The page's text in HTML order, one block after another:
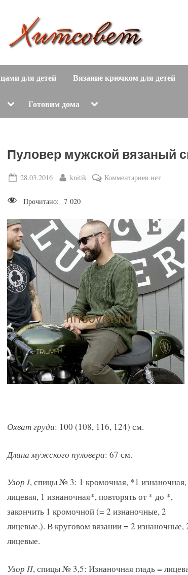
и
т
о
в
е
вязание
с
описанием
и
для детей Вязание крючком для детей
Toggle
menu
Готовим дома Toggle
menu
Пуловер мужской вязаный
Posted
28.03.2016 By
knitik Комментариев к
вязаный
спицами
схема
нет
Прочитано: 7 020
Охват груди: 100 (108, 116, 124) см.
Длина мужского пуловера: 67 см.
Узор I, спицы № 3: 1 кромочная, *1 изнаночная,
лицевая, 1 изнаночная*, повторять от * до *,
закончить 1 кромочной (= 2 изнаночные, 2
лицевые.). В круговом вязании = 2 изнаночные,
лицевые.
Узор II, спицы № 3,5: Изнаночная гладь =